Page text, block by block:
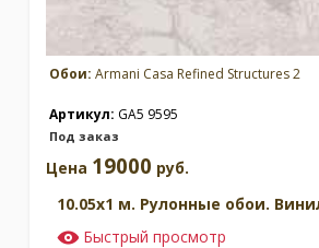
Обои: Armani Casa Refined Structures 2
Артикул: GA5 9595
Под заказ
Цена 19000 руб.
10.05x1 м. Рулонные обои.
Быстрый просмотр